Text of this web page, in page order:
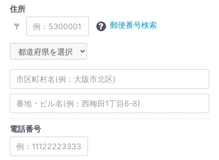
住所
〒
郵便番号検索
電話番号